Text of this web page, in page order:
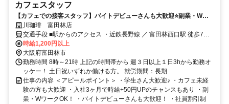
カフェスタッフ
【カフェでの接客スタッフ】バイトデビューさんも大歓迎⭐副業・Wワ
ークOK！【お客様に笑顔を届けるカフェで一緒に働いてみませんか✨】
川珈琲 富田林店
交通手段 ■駅からのアクセス ・近鉄長野線 ／ 富田林西口駅 徒歩7分
（500m） ・近鉄長野線 ／ 川西駅 徒歩8分（640m） ・近鉄長野線
／ 富田林駅 徒歩14分（1.1km） ■バス停からのアクセス ・富田林市
バス レインボーバス 甲田一丁目 徒歩1分（59m） ・金剛自動車 循環
線 甲田 徒歩1分（76m） ・富田林市バス レインボーバス 川西駅筋 徒
歩6分（440m） ・金剛自動車 循環線 川西 徒歩7分（490m）
時給1,200円以上
大阪府富田林市
勤務時間 8時～21時 上記の時間帯から 週３日以上１日3hから勤務オ
ッケー！ 土日祝いずれか働ける方。 就労期間：長期
仕事の内容 ＜アピールポイント＞ ・学生さん大歓迎♪ ・カフェ未経
験の方も大歓迎 ・入社3ヶ月で時給+50円UPのチャンスもあり ・副
業・WワークOK！ ・バイトデビューさんも大歓迎！ ・社員割引制